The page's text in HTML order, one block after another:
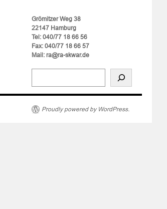
Grömitzer Weg 38
22147 Hamburg
Tel: 040/77 18 66 56
Fax: 040/77 18 66 57
Mail: ra@ra-skwar.de
Proudly powered by WordPress.